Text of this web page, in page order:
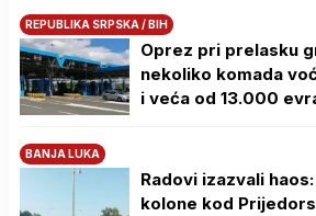
REPUBLIKA SRPSKA / BIH
Oprez pri prelasku
nekoliko komada
i veća od 13.000
BANJA LUKA
Radovi izazvali
kolone kod